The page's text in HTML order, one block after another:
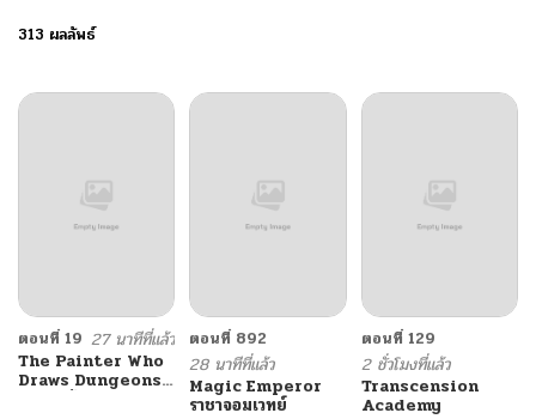
313 ผลลัพธ์
ตอนที่ 19 27 นาทีที่แล้ว
The Painter Who
Draws Dungeons
ตอนที่ 892
28 นาทีที่แล้ว
Magic Emperor
ราชาจอมเวทย์
ตอนที่ 129
2 ชั่วโมงที่แล้ว
Transcension
Academy